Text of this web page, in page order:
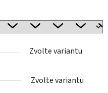
Zvolte variantu
Zvolte variantu